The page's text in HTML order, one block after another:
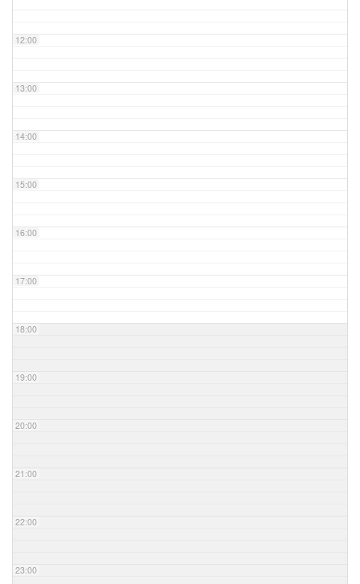
12:00
13:00
14:00
15:00
16:00
17:00
18:00
19:00
20:00
21:00
22:00
23:00